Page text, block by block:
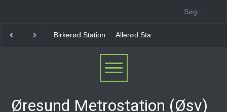
Allerød Station Favrholm Station
Øresund Metrostation (Øsv)